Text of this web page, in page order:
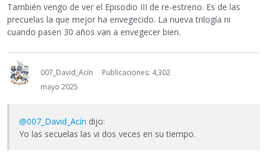
También vengo de ver el Episodio III de re-estreno. Es de las
precuelas la que mejor ha envegecido. La nueva trilogía ni
cuando pasen 30 años van a envegecer bien.
007_David_Acín
Publicaciones: 4,302
mayo 2025
@007_David_Acín dijo:
Yo las secuelas las vi dos veces en su tiempo.